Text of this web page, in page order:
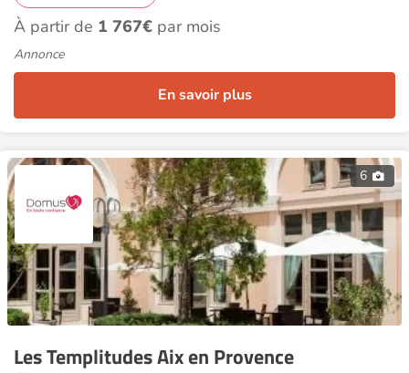
À partir de 1 767€ par mois
Annonce
En savoir plus
6
Les Templitudes Aix en Provence